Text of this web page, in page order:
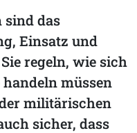
das
Einsatz und
regeln, wie sich
müssen
militärischen
sicher, dass